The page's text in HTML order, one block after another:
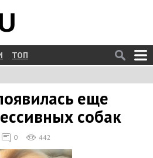
ТОП
еще
собак
0 442